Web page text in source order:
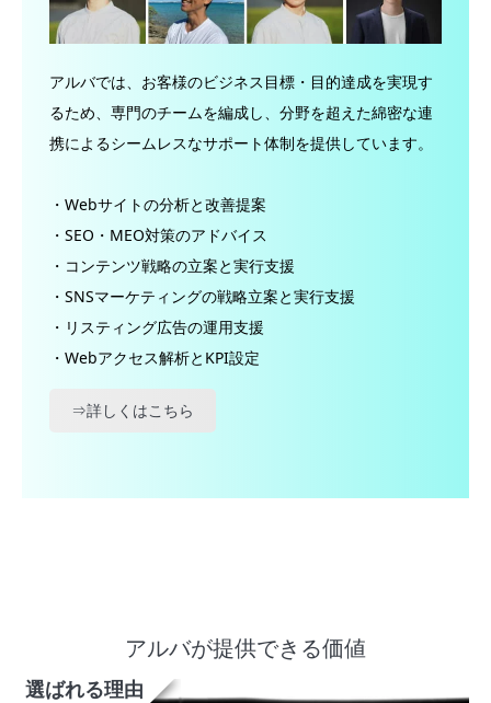
アルバでは、お客様のビジネス目標・目的達成を実現す
るため、専門のチームを編成し、分野を超えた綿密な連
携によるシームレスなサポート体制を提供しています。
・Webサイトの分析と改善提案
・SEO・MEO対策のアドバイス
・コンテンツ戦略の立案と実行支援
・SNSマーケティングの戦略立案と実行支援
・リスティング広告の運用支援
・Webアクセス解析とKPI設定
⇒詳しくはこちら
アルバが提供できる価値
選ばれる理由